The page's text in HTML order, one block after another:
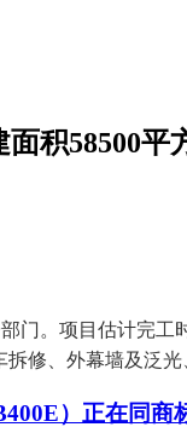
积58500平
。项目估计完工时
修、外幕墙及泛
）正在同商